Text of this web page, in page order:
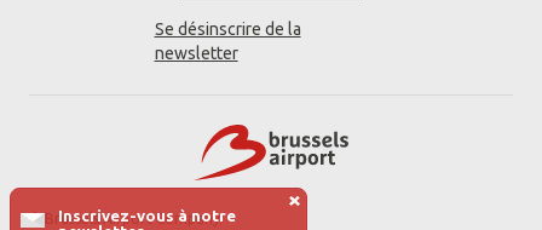
Inscrivez-vous à notre